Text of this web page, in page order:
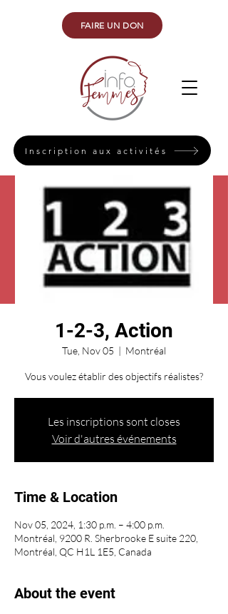
FAIRE UN DON
Inscription aux activités
1-2-3, Action
Tue, Nov 05
  |
Montréal
Vous voulez établir des objectifs réalistes?
Les inscriptions sont closes
Voir d'autres événements
Time & Location
Nov 05, 2024, 1:30 p.m. – 4:00 p.m.
Montréal, 9200 R. Sherbrooke E suite 220,
Montréal, QC H1L 1E5, Canada
About the event